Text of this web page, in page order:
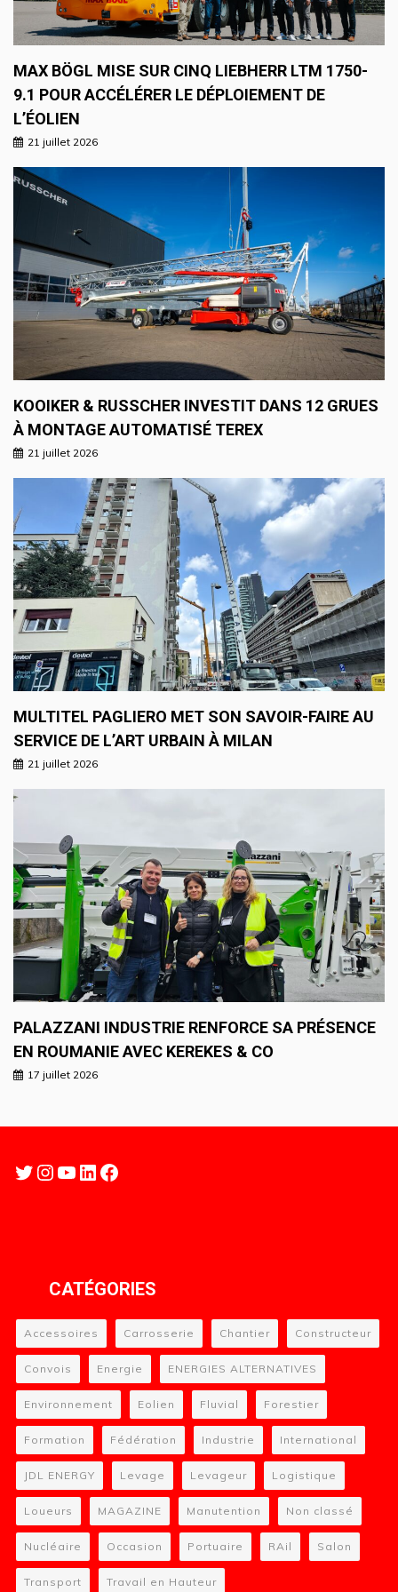
MAX BÖGL MISE SUR CINQ LIEBHERR LTM 1750-
9.1 POUR ACCÉLÉRER LE DÉPLOIEMENT DE
L’ÉOLIEN
21 juillet 2026
KOOIKER & RUSSCHER INVESTIT DANS 12 GRUES
À MONTAGE AUTOMATISÉ TEREX
21 juillet 2026
MULTITEL PAGLIERO MET SON SAVOIR-FAIRE AU
SERVICE DE L’ART URBAIN À MILAN
21 juillet 2026
PALAZZANI INDUSTRIE RENFORCE SA PRÉSENCE
EN ROUMANIE AVEC KEREKES & CO
17 juillet 2026
Twitter
Instagram
YouTube
LinkedIn
Facebook
CATÉGORIES
Accessoires Carrosserie Chantier Constructeur
Convois Energie ENERGIES ALTERNATIVES
Environnement Eolien Fluvial Forestier
Formation Fédération Industrie International
JDL ENERGY Levage Levageur Logistique
Loueurs MAGAZINE Manutention Non classé
Nucléaire Occasion Portuaire RAil Salon
Transport Travail en Hauteur